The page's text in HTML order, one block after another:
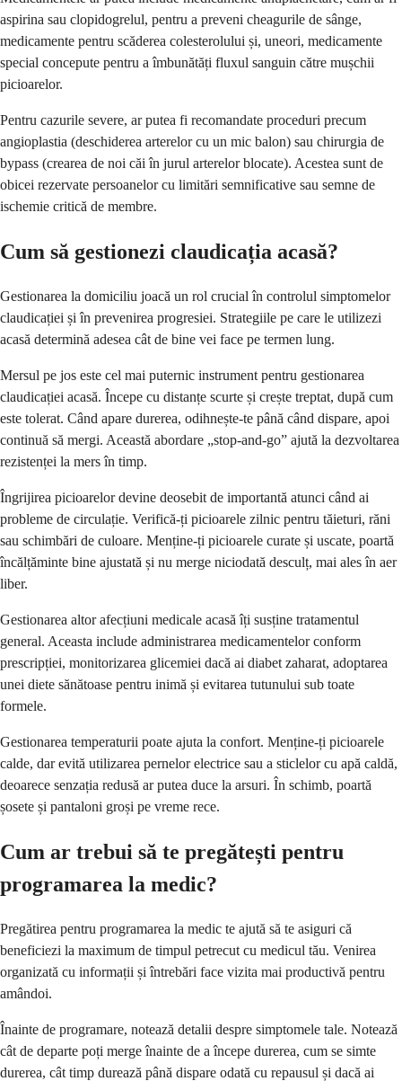
aspirina sau clopidogrelul, pentru a preveni cheagurile de sânge,
medicamente pentru scăderea colesterolului și, uneori, medicamente
special concepute pentru a îmbunătăți fluxul sanguin către mușchii
picioarelor.
Pentru cazurile severe, ar putea fi recomandate proceduri precum
angioplastia (deschiderea arterelor cu un mic balon) sau chirurgia de
bypass (crearea de noi căi în jurul arterelor blocate). Acestea sunt de
obicei rezervate persoanelor cu limitări semnificative sau semne de
ischemie critică de membre.
Cum să gestionezi claudicația acasă?
Gestionarea la domiciliu joacă un rol crucial în controlul simptomelor
claudicației și în prevenirea progresiei. Strategiile pe care le utilizezi
acasă determină adesea cât de bine vei face pe termen lung.
Mersul pe jos este cel mai puternic instrument pentru gestionarea
claudicației acasă. Începe cu distanțe scurte și crește treptat, după cum
este tolerat. Când apare durerea, odihnește-te până când dispare, apoi
continuă să mergi. Această abordare „stop-and-go” ajută la dezvoltarea
rezistenței la mers în timp.
Îngrijirea picioarelor devine deosebit de importantă atunci când ai
probleme de circulație. Verifică-ți picioarele zilnic pentru tăieturi, răni
sau schimbări de culoare. Menține-ți picioarele curate și uscate, poartă
încălțăminte bine ajustată și nu merge niciodată desculț, mai ales în aer
liber.
Gestionarea altor afecțiuni medicale acasă îți susține tratamentul
general. Aceasta include administrarea medicamentelor conform
prescripției, monitorizarea glicemiei dacă ai diabet zaharat, adoptarea
unei diete sănătoase pentru inimă și evitarea tutunului sub toate
formele.
Gestionarea temperaturii poate ajuta la confort. Menține-ți picioarele
calde, dar evită utilizarea pernelor electrice sau a sticlelor cu apă caldă,
deoarece senzația redusă ar putea duce la arsuri. În schimb, poartă
șosete și pantaloni groși pe vreme rece.
Cum ar trebui să te pregătești pentru
programarea la medic?
Pregătirea pentru programarea la medic te ajută să te asiguri că
beneficiezi la maximum de timpul petrecut cu medicul tău. Venirea
organizată cu informații și întrebări face vizita mai productivă pentru
amândoi.
Înainte de programare, notează detalii despre simptomele tale. Notează
cât de departe poți merge înainte de a începe durerea, cum se simte
durerea, cât timp durează până dispare odată cu repausul și dacă ai